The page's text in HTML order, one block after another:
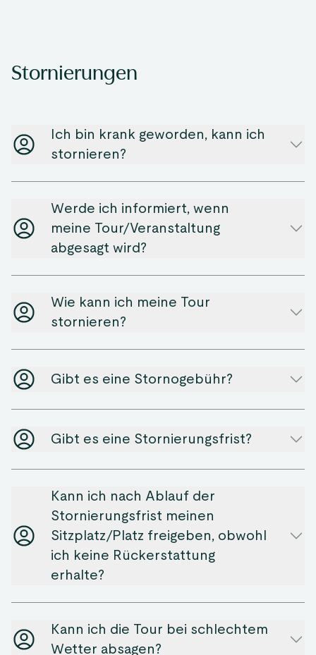
Stornierungen
Ich bin krank geworden, kann ich
stornieren?
Werde ich informiert, wenn
meine Tour/Veranstaltung
abgesagt wird?
Wie kann ich meine Tour
stornieren?
Gibt es eine Stornogebühr?
Gibt es eine Stornierungsfrist?
Kann ich nach Ablauf der
Stornierungsfrist meinen
Sitzplatz/Platz freigeben, obwohl
ich keine Rückerstattung
erhalte?
Kann ich die Tour bei schlechtem
Wetter absagen?